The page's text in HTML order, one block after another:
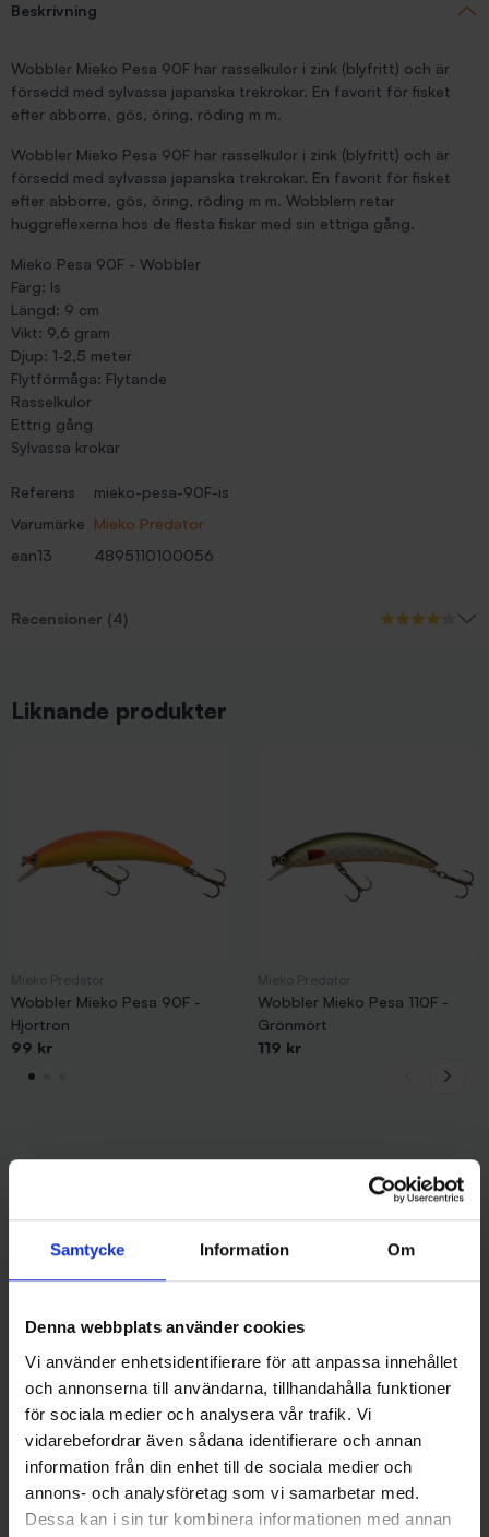
Samtycke Information Om
Denna webbplats använder cookies
Vi använder enhetsidentifierare för att anpassa innehållet
och annonserna till användarna, tillhandahålla funktioner
för sociala medier och analysera vår trafik. Vi
vidarebefordrar även sådana identifierare och annan
information från din enhet till de sociala medier och
annons- och analysföretag som vi samarbetar med.
Dessa kan i sin tur kombinera informationen med annan
Beskrivning
Wobbler Mieko Pesa 90F har rasselkulor i zink (blyfritt) och är
försedd med sylvassa japanska trekrokar. En favorit för fisket
efter abborre, gös, öring, röding m m.
Wobbler Mieko Pesa 90F har rasselkulor i zink (blyfritt) och är
försedd med sylvassa japanska trekrokar. En favorit för fisket
efter abborre, gös, öring, röding m m. Wobblern retar
huggreflexerna hos de flesta fiskar med sin ettriga gång.
Mieko Pesa 90F - Wobbler
Färg: Is
Längd: 9 cm
Vikt: 9,6 gram
Djup: 1-2,5 meter
Flytförmåga: Flytande
Rasselkulor
Ettrig gång
Sylvassa krokar
Referens
mieko-pesa-90F-is
Varumärke Mieko Predator
ean13
4895110100056
Recensioner (4)
Liknande produkter
Wobbler Mieko Pesa 90F -
Hjortron
99 kr
Wobbler Mieko Pesa 110F -
Grönmört
119 kr
Mieko Predator
Wobbler Mieko Pesa 90F -
99 kr
Mieko Predator
Wobbler Mieko Pesa 90F -
99 kr